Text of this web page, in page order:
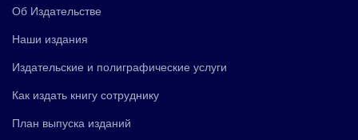
Об Издательстве
Наши издания
Издательские и полиграфические услуги
Как издать книгу сотруднику
План выпуска изданий